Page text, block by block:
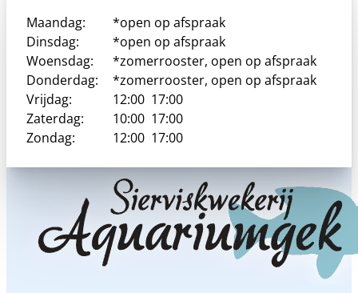
Maandag:
*open op afspraak
Dinsdag:
*open op afspraak
Woensdag:
*zomerrooster, open op afspraak
Donderdag:
*zomerrooster, open op afspraak
Vrijdag:
12:00 17:00
Zaterdag:
10:00 17:00
Zondag:
12:00 17:00